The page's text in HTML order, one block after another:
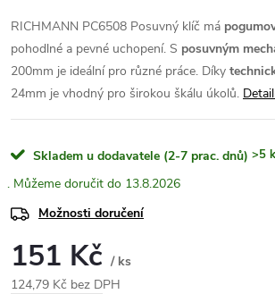
RICHMANN PC6508 Posuvný klíč má
pohodlné a pevné uchopení. S posuvným
200mm je ideální pro různé práce. Díky
24mm je vhodný pro širokou škálu úkolů.
Skladem u dodavatele (2-7 prac. dnů) >5
13.8.2026
Možnosti doručení
151 Kč / ks
124,79 Kč bez DPH